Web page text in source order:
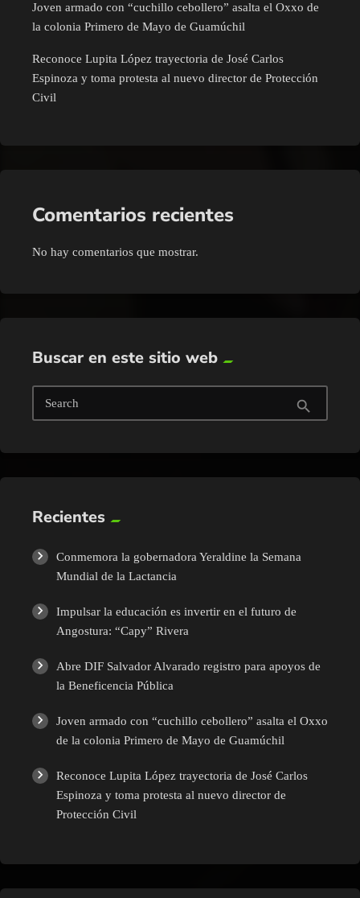
Joven armado con “cuchillo cebollero” asalta el Oxxo de
la colonia Primero de Mayo de Guamúchil
Reconoce Lupita López trayectoria de José Carlos
Espinoza y toma protesta al nuevo director de Protección
Civil
Comentarios recientes
No hay comentarios que mostrar.
Buscar en este sitio web
Search search
Recientes
Conmemora la gobernadora Yeraldine la Semana
Mundial de la Lactancia
Impulsar la educación es invertir en el futuro de
Angostura: “Capy” Rivera
Abre DIF Salvador Alvarado registro para apoyos de
la Beneficencia Pública
Joven armado con “cuchillo cebollero” asalta el Oxxo
de la colonia Primero de Mayo de Guamúchil
Reconoce Lupita López trayectoria de José Carlos
Espinoza y toma protesta al nuevo director de
Protección Civil